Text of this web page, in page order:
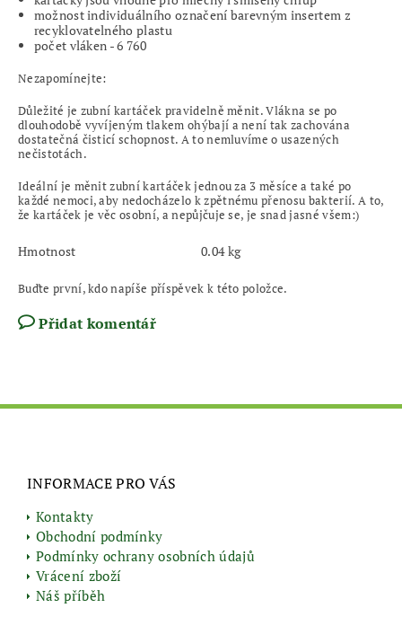
možnost individuálního označení barevným insertem z
recyklovatelného plastu
počet vláken - 6 760
Nezapomínejte:
Důležité je zubní kartáček pravidelně měnit. Vlákna se po
dlouhodobě vyvíjeným tlakem ohýbají a není tak zachována
dostatečná čisticí schopnost. A to nemluvíme o usazených
nečistotách.
Ideální je měnit zubní kartáček jednou za 3 měsíce a také po
každé nemoci, aby nedocházelo k zpětnému přenosu bakterií. A to,
že kartáček je věc osobní, a nepůjčuje se, je snad jasné všem:)
Hmotnost 0.04 kg
Buďte první, kdo napíše příspěvek k této položce.
Přidat komentář
INFORMACE PRO VÁS
Kontakty
Obchodní podmínky
Podmínky ochrany osobních údajů
Vrácení zboží
Náš příběh